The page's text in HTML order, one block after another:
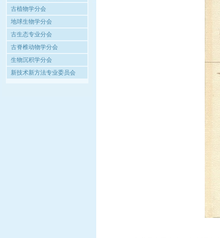
古植物学分会
地球生物学分会
古生态专业分会
古脊椎动物学分会
生物沉积学分会
新技术新方法专业委员会